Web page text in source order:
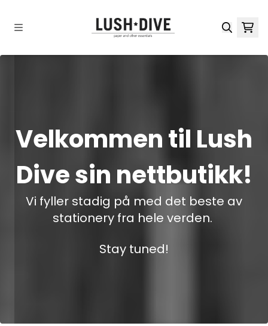
Velkommen til Lush
Dive sin nettbutikk!
Vi fyller stadig på med det beste av
stationery fra hele verden.
Stay tuned!